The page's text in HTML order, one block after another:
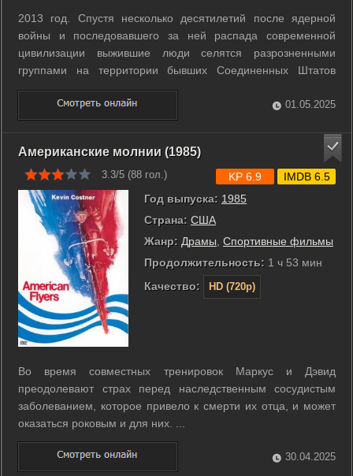
2013 год. Спустя несколько десятилетий после ядерной
войны и последовавшего за ней распада современной
цивилизации выжившие люди селятся разрозненными
группами на территории бывших Соединенных Штатов
Америки. Правит всеми тиран, генерал Бетлехем. Однажды
кочевник, который за пищу и кров разыгрывает перед
зрителями спектакли Шекспира, находит форму ...
01.05.2025
Американские молнии (1985)
3.3/5 (88 гол.)
Год выпуска: 1985
Страна: США
Жанр: Драмы, Спортивные фильмы
Продолжительность: 1 ч 53 мин
Качество:
HD (720p)
KP 6.9 IMDB 6.5
Во время совместных тренировок Маркус и Дэвид
преодолевают страх перед наследственным сосудистым
заболеванием, которое привело к смерти их отца, и может
оказаться роковым и для них. ...
30.04.2025